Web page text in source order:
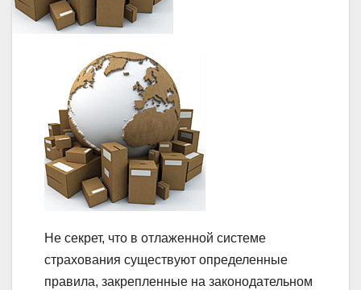
Не секрет, что в отлаженной системе
страхования существуют определенные
правила, закрепленные на законодательном